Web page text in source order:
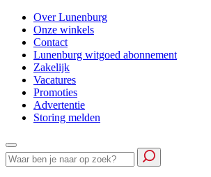
Over Lunenburg
Onze winkels
Contact
Lunenburg witgoed abonnement
Zakelijk
Vacatures
Promoties
Advertentie
Storing melden